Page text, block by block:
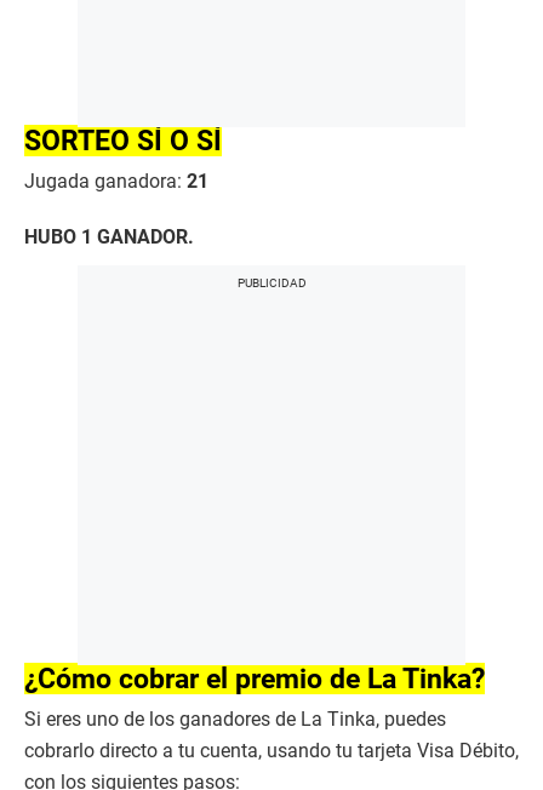
SORTEO SÍ O SÍ
Jugada ganadora: 21
HUBO 1 GANADOR.
¿Cómo cobrar el premio de La Tinka?
Si eres uno de los ganadores de La Tinka, puedes
cobrarlo directo a tu cuenta, usando tu tarjeta Visa Débito,
con los siguientes pasos: